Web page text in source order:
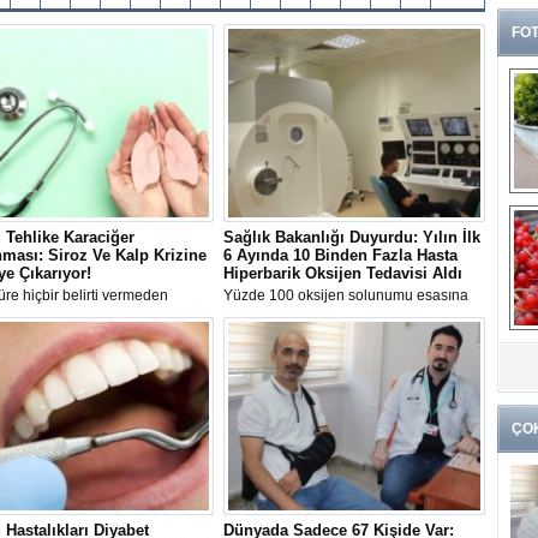
Tehlike Karaciğer
Siroz Ve Kalp Krizine
Çıkarıyor!
hiçbir belirti vermeden
karaciğer yağlanmasına karşı
bulunan Gastroenteroloji
Prof. Dr. Bülent Yıldırım, hastalık
10 kritik yanlışı tek tek
Sağlık Bakanlığı Duyurdu: Yılın İlk
6 Ayında 10 Binden Fazla Hasta
Hiperbarik Oksijen Tedavisi Aldı
Yüzde 100 oksijen solunumu esasına
dayanan Hiperbarik Oksijen Tedavisi
(HBOT), 2026'nın ilk altı ayında 10 bin
93 hastanın iyileşme sürecine katkı
sağladı.
Hastalıkları Diyabet
Dünyada Sadece 67 Kişide Var: